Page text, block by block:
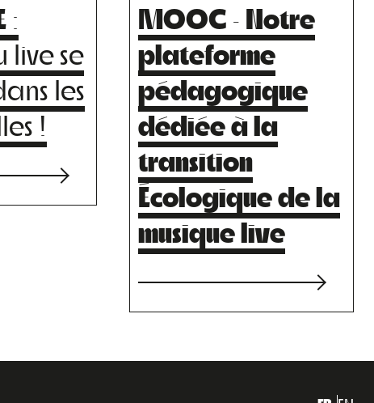
:
live se
les
!
MOOC · Notre
plateforme
pédagogique
dédiée à la
transition
Écologique de la
musique live